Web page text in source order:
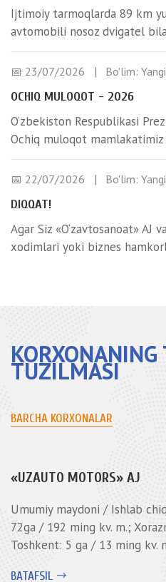
Ijtimoiy tarmoqlarda 89 km
avtomobili nosoz dvigatel
📅 23/07/2026 Bo'lim:
OCHIQ MULOQOT - 2026
O‘zbekiston Respublikasi
Ochiq muloqot mamlakatimiz
📅 22/07/2026 Bo'lim:
DIQQAT!
Agar Siz «O‘zavtosanoat» AJ
xodimlari yoki biznes
TUZILMASI
BARCHA KORXONALAR
«UZAUTO MOTORS» AJ
Umumiy maydoni / Ishlab
72ga / 192 ming kv. m.;
Toshkent: 5 ga / 13 ming kv.
BATAFSIL